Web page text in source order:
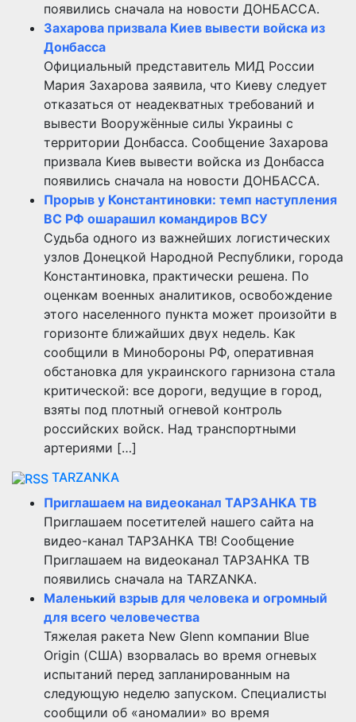
появились сначала на новости ДОНБАССА.
Захарова призвала Киев вывести войска из
Донбасса
Официальный представитель МИД России
Мария Захарова заявила, что Киеву следует
отказаться от неадекватных требований и
вывести Вооружённые силы Украины с
территории Донбасса. Сообщение Захарова
призвала Киев вывести войска из Донбасса
появились сначала на новости ДОНБАССА.
Прорыв у Константиновки: темп наступления
ВС РФ ошарашил командиров ВСУ
Судьба одного из важнейших логистических
узлов Донецкой Народной Республики, города
Константиновка, практически решена. По
оценкам военных аналитиков, освобождение
этого населенного пункта может произойти в
горизонте ближайших двух недель. Как
сообщили в Минобороны РФ, оперативная
обстановка для украинского гарнизона стала
критической: все дороги, ведущие в город,
взяты под плотный огневой контроль
российских войск. Над транспортными
артериями […]
TARZANKA
Приглашаем на видеоканал ТАРЗАНКА ТВ
Приглашаем посетителей нашего сайта на
видео-канал ТАРЗАНКА ТВ! Сообщение
Приглашаем на видеоканал ТАРЗАНКА ТВ
появились сначала на TARZANKA.
Маленький взрыв для человека и огромный
для всего человечества
Тяжелая ракета New Glenn компании Blue
Origin (США) взорвалась во время огневых
испытаний перед запланированным на
следующую неделю запуском. Специалисты
сообщили об «аномалии» во время